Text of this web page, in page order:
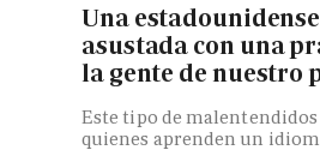
Una
asustada con una
la gente de nuestro
Este tipo de
quienes aprenden un